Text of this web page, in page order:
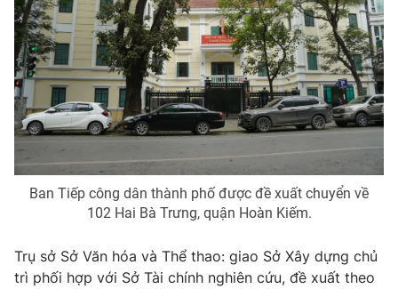
Ban Tiếp công dân thành phố được đề xuất chuyển về
102 Hai Bà Trưng, quận Hoàn Kiếm.
Trụ sở Sở Văn hóa và Thể thao: giao Sở Xây dựng chủ
trì phối hợp với Sở Tài chính nghiên cứu, đề xuất theo